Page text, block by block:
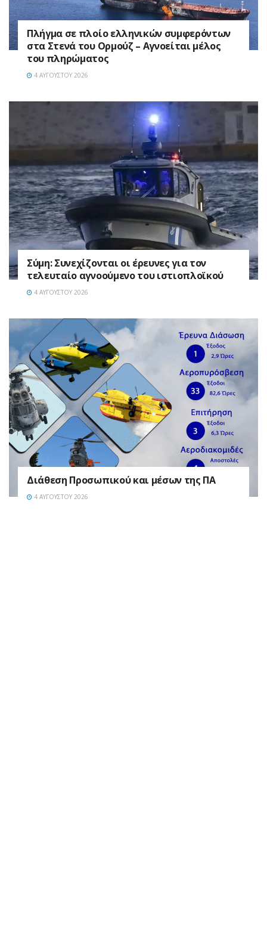
Πλήγμα σε πλοίο ελληνικών συμφερόντων
στα Στενά του Ορμούζ – Αγνοείται μέλος
του πληρώματος
4 ΑΥΓΟΎΣΤΟΥ 2026
Σύμη: Συνεχίζονται οι έρευνες για τον
τελευταίο αγνοούμενο του ιστιοπλοϊκού
4 ΑΥΓΟΎΣΤΟΥ 2026
Διάθεση Προσωπικού και μέσων της ΠΑ
4 ΑΥΓΟΎΣΤΟΥ 2026